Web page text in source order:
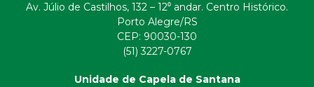
Av. Júlio de Castilhos, 132 – 12⁰ andar. Centro Histórico.
Porto Alegre/RS
CEP: 90030-130
(51) 3227-0767
Unidade de Capela de Santana